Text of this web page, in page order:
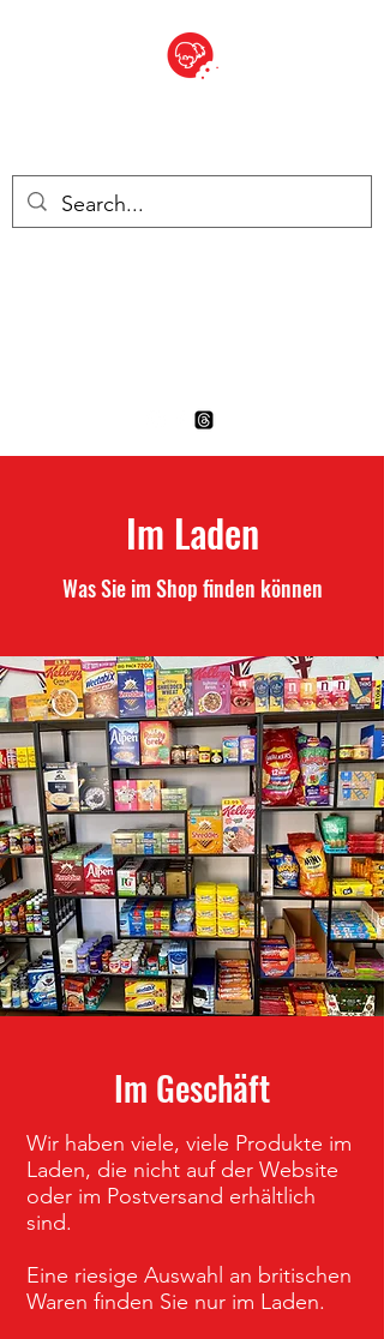
Im Laden
Was Sie im Shop finden können
Im Geschäft
Wir haben viele, viele Produkte im
Laden, die nicht auf der Website
oder im Postversand erhältlich
sind.
Eine riesige Auswahl an britischen
Waren finden Sie nur im Laden.